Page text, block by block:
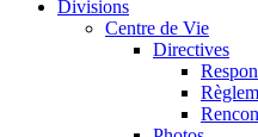
Divisions
Centre de Vie
Directives